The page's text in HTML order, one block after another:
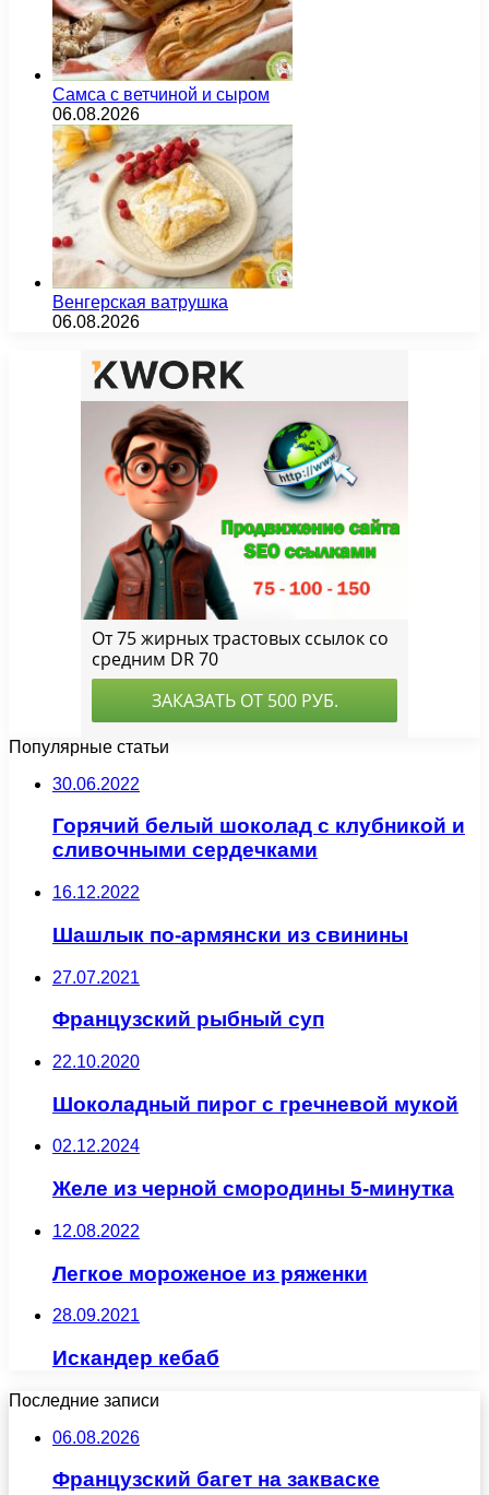
Самса с ветчиной и сыром
06.08.2026
Венгерская ватрушка
06.08.2026
Популярные статьи
30.06.2022
Горячий белый шоколад с клубникой и
сливочными сердечками
16.12.2022
Шашлык по-армянски из свинины
27.07.2021
Французский рыбный суп
22.10.2020
Шоколадный пирог с гречневой мукой
02.12.2024
Желе из черной смородины 5-минутка
12.08.2022
Легкое мороженое из ряженки
28.09.2021
Искандер кебаб
Последние записи
06.08.2026
Французский багет на закваске